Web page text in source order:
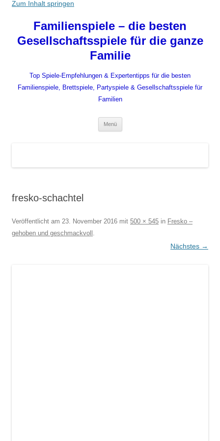
Zum Inhalt springen
Familienspiele – die besten
Gesellschaftsspiele für die ganze
Familie
Top Spiele-Empfehlungen & Expertentipps für die besten
Familienspiele, Brettspiele, Partyspiele & Gesellschaftsspiele für
Familien
Menü
fresko-schachtel
Veröffentlicht am 23. November 2016 mit 500 × 545 in Fresko –
gehoben und geschmackvoll .
Nächstes →